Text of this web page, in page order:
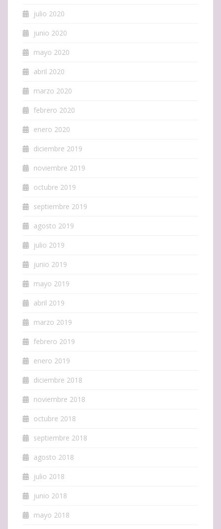
julio 2020
junio 2020
mayo 2020
abril 2020
marzo 2020
febrero 2020
enero 2020
diciembre 2019
noviembre 2019
octubre 2019
septiembre 2019
agosto 2019
julio 2019
junio 2019
mayo 2019
abril 2019
marzo 2019
febrero 2019
enero 2019
diciembre 2018
noviembre 2018
octubre 2018
septiembre 2018
agosto 2018
julio 2018
junio 2018
mayo 2018